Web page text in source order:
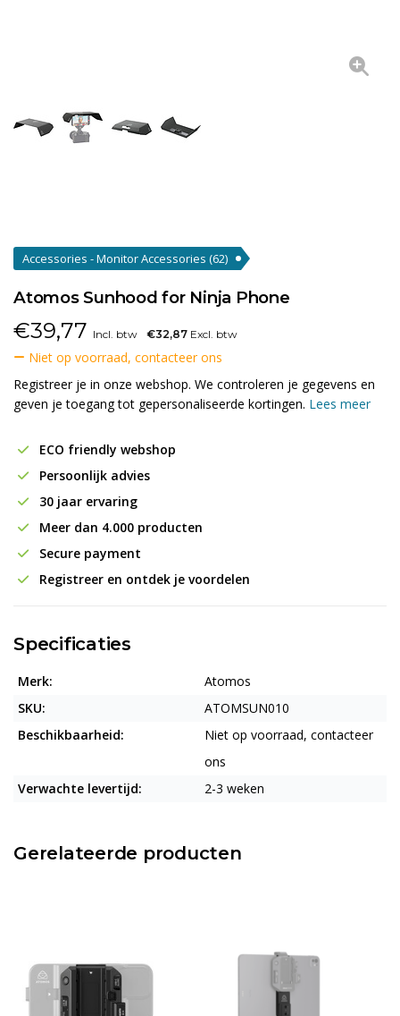
Accessories - Monitor Accessories (62)
Atomos Sunhood for Ninja Phone
€39,77 Incl. btw €32,87 Excl. btw
Niet op voorraad, contacteer ons
Registreer je in onze webshop. We controleren je gegevens en
geven je toegang tot gepersonaliseerde kortingen. Lees meer
ECO friendly webshop
Persoonlijk advies
30 jaar ervaring
Meer dan 4.000 producten
Secure payment
Registreer en ontdek je voordelen
Specificaties
Merk:
Atomos
SKU:
ATOMSUN010
Beschikbaarheid:
Niet op voorraad, contacteer
ons
Verwachte levertijd:
2-3 weken
Gerelateerde producten